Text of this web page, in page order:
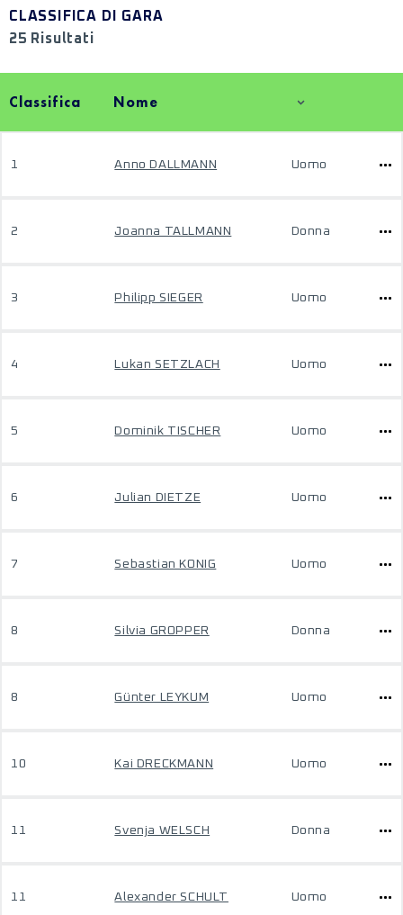
CLASSIFICA DI GARA
25 Risultati
Classifica Nome
1 Anno DALLMANN Uomo
2 Joanna TALLMANN Donna
3 Philipp SIEGER Uomo
4 Lukan SETZLACH Uomo
5 Dominik TISCHER Uomo
6 Julian DIETZE Uomo
7 Sebastian KONIG Uomo
8 Silvia GROPPER Donna
8 Günter LEYKUM Uomo
10 Kai DRECKMANN Uomo
11 Svenja WELSCH Donna
11 Alexander SCHULT Uomo